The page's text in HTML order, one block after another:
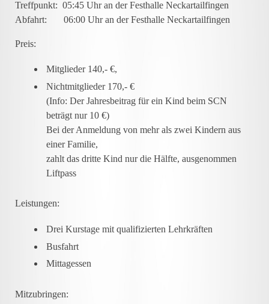
Treffpunkt: 05:45 Uhr an der Festhalle Neckartailfingen
Abfahrt: 06:00 Uhr an der Festhalle Neckartailfingen
Preis:
Mitglieder 140,- €,
Nichtmitglieder 170,- €
(Info: Der Jahresbeitrag für ein Kind beim SCN
beträgt nur 10 €)
Bei der Anmeldung von mehr als zwei Kindern aus
einer Familie,
zahlt das dritte Kind nur die Hälfte, ausgenommen
Liftpass
Leistungen:
Drei Kurstage mit qualifizierten Lehrkräften
Busfahrt
Mittagessen
Mitzubringen: